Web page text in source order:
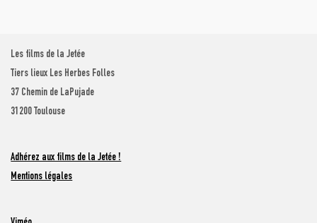
Les films de la Jetée
Tiers lieux Les Herbes Folles
37 Chemin de LaPujade
31200 Toulouse
Adhérez aux films de la Jetée !
Mentions légales